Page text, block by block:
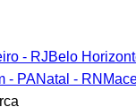
- RJBelo
- PANatal - RN